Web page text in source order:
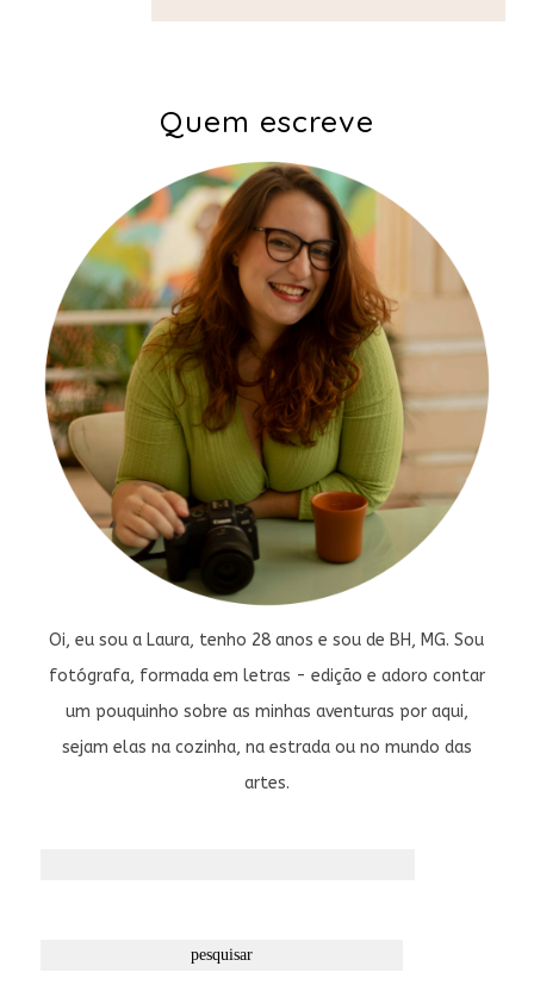
Quem escreve
Oi, eu sou a Laura, tenho 28 anos e sou de BH, MG. Sou
fotógrafa, formada em letras - edição e adoro contar
um pouquinho sobre as minhas aventuras por aqui,
sejam elas na cozinha, na estrada ou no mundo das
artes.